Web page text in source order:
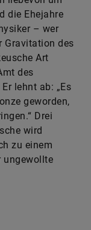
die Ehejahre
– wer
Gravitation des
Art
des
lehnt ab: „Es
geworden,
Drei
wird
zu einem
ungewollte